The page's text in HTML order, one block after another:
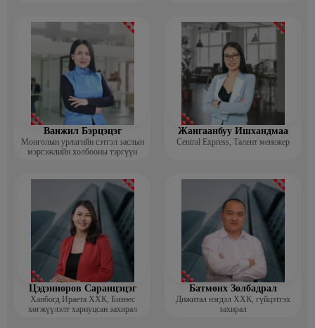
Ванжил Бэрцэцэг
Монголын урлагийн сэтгэл заслын
мэргэжлийн холбооны тэргүүн
Жангаанбуу Ишхандмаа
Central Express, Талент менежер
Цэдэнноров Саранцэцэг
Ханбогд Ираета ХХК, Бизнес
хөгжүүлэлт хариуцсан захирал
Батмөнх Золбадрал
Дижитал нэгдэл ХХК, гүйцэтгэх
захирал